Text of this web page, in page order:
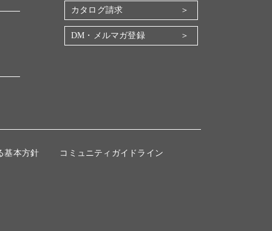
カタログ請求
DM・メルマガ登録
基本方針 コミュニティガイドライン